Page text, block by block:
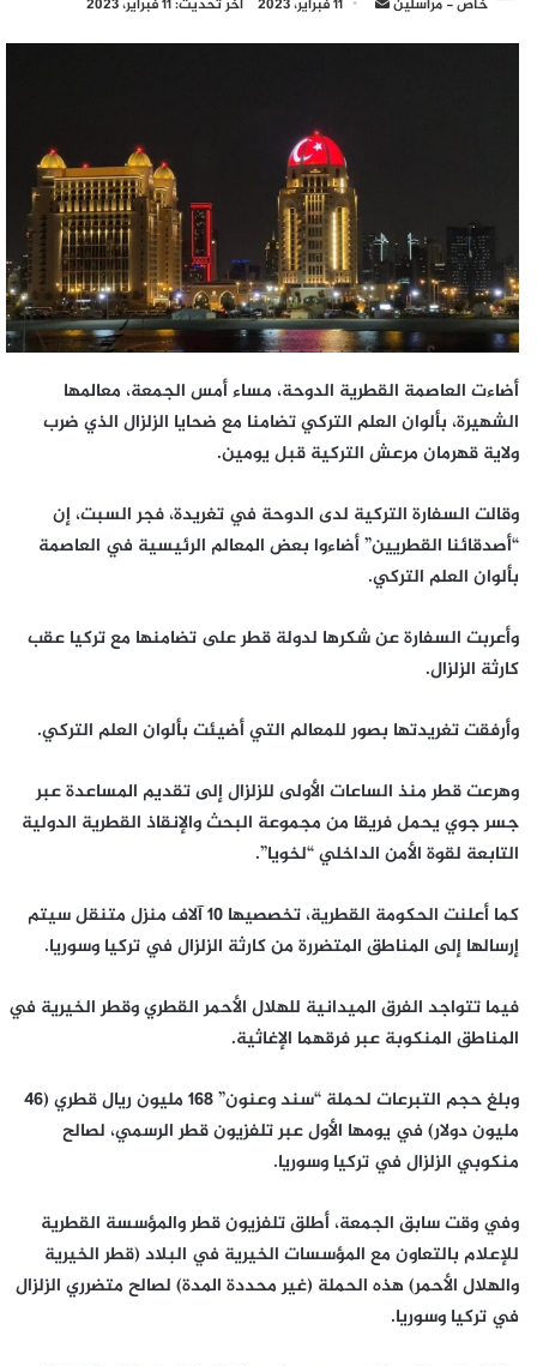
خاص - مراسلين 11 فبراير، 2023 آخر تحديث: 11 فبراير، 2023
أضاءت العاصمة القطرية الدوحة، مساء أمس الجمعة، معالمها
الشهيرة، بألوان العلم التركي تضامنا مع ضحايا الزلزال الذي ضرب
ولاية قهرمان مرعش التركية قبل يومين.
وقالت السفارة التركية لدى الدوحة في تغريدة، فجر السبت، إن
“أصدقائنا القطريين” أضاءوا بعض المعالم الرئيسية في العاصمة
بألوان العلم التركي.
وأعربت السفارة عن شكرها لدولة قطر على تضامنها مع تركيا عقب
كارثة الزلزال.
وأرفقت تغريدتها بصور للمعالم التي أضيئت بألوان العلم التركي.
وهرعت قطر منذ الساعات الأولى للزلزال إلى تقديم المساعدة عبر
جسر جوي يحمل فريقا من مجموعة البحث والإنقاذ القطرية الدولية
التابعة لقوة الأمن الداخلي “لخويا”.
كما أعلنت الحكومة القطرية، تخصصيها 10 آلاف منزل متنقل سيتم
إرسالها إلى المناطق المتضررة من كارثة الزلزال في تركيا وسوريا.
فيما تتواجد الفرق الميدانية للهلال الأحمر القطري وقطر الخيرية في
المناطق المنكوبة عبر فرقهما الإغاثية.
وبلغ حجم التبرعات لحملة “سند وعنون” 168 مليون ريال قطري (46
مليون دولار) في يومها الأول عبر تلفزيون قطر الرسمي، لصالح
منكوبي الزلزال في تركيا وسوريا.
وفي وقت سابق الجمعة، أطلق تلفزيون قطر والمؤسسة القطرية
للإعلام بالتعاون مع المؤسسات الخيرية في البلاد (قطر الخيرية
والهلال الأحمر) هذه الحملة (غير محددة المدة) لصالح متضرري الزلزال
في تركيا وسوريا.